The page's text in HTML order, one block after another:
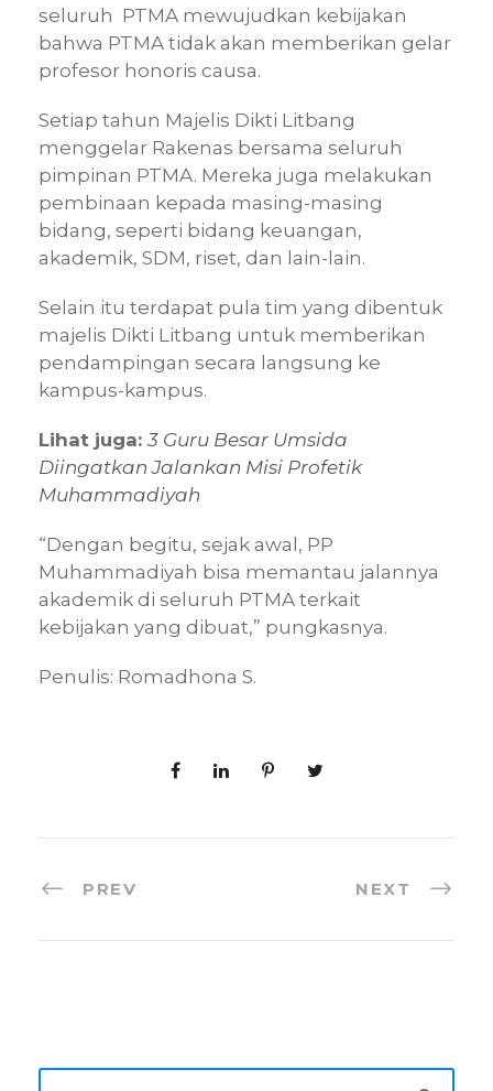
seluruh PTMA mewujudkan kebijakan
bahwa PTMA tidak akan memberikan gelar
profesor honoris causa.
Setiap tahun Majelis Dikti Litbang
menggelar Rakenas bersama seluruh
pimpinan PTMA. Mereka juga melakukan
pembinaan kepada masing-masing
bidang, seperti bidang keuangan,
akademik, SDM, riset, dan lain-lain.
Selain itu terdapat pula tim yang dibentuk
majelis Dikti Litbang untuk memberikan
pendampingan secara langsung ke
kampus-kampus.
Lihat juga:3 Guru Besar Umsida
Diingatkan Jalankan Misi Profetik
Muhammadiyah
“Dengan begitu, sejak awal, PP
Muhammadiyah bisa memantau jalannya
akademik di seluruh PTMA terkait
kebijakan yang dibuat,” pungkasnya.
Penulis: Romadhona S.
PREV NEXT